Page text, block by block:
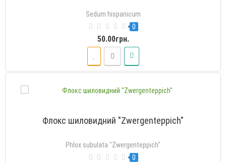
Sedum hispanicum
0
50.00грн.
Флокс шиловидний "Zwergenteppich"
Phlox subulata "Zwergenteppich"
0